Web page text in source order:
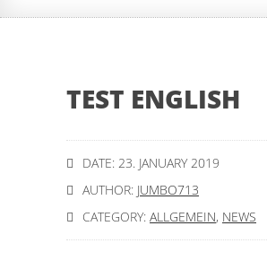
TEST ENGLISH
DATE: 23. JANUARY 2019
AUTHOR: JUMBO713
CATEGORY: ALLGEMEIN, NEWS